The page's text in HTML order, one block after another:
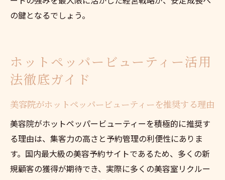
の鍵となるでしょう。
ホットペッパービューティー活用
法徹底ガイド
美容院がホットペッパービューティーを推奨する理由
美容院がホットペッパービューティーを積極的に推奨す
る理由は、集客力の高さと予約管理の利便性にありま
す。国内最大級の美容予約サイトであるため、多くの新
規顧客の獲得が期待でき、実際に多くの美容室リクルー